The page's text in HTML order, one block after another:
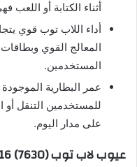
أثناء الكتابة أو اللعب
أداء اللاب توب قوي
المعالج القوي
المستخدمين.
عمر البطارية
للمستخدمين التنقل أو
على مدار اليوم.
عيوب لاب توب Dell G16 (7630)